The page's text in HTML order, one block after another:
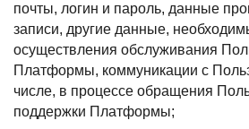
почты, логин и пароль, данные
записи, другие данные,
осуществления обслуживания
Платформы, коммуникации с
числе, в процессе обращения
поддержки Платформы;